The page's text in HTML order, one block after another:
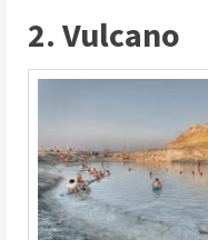
2. Vulcano